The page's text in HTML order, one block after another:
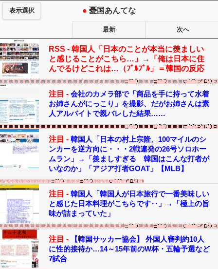
表示選択 ● 憂国あんてな
最新 次へ
RSS - 韓国人「日本のことが本当に羨ましい
と感じることがこちら…」→「俺は日本に住
んでるけどこれは…（ﾌﾞﾙﾌﾞﾙ」＝韓国の反応
注目 - 会社のカメラ部で「商品を手に持って水着
お姉さんがにっこり」を撮影、だがお姉さんは素
人アルバイトで親バレした結果……
注目 - 韓国人「日本の村上宗隆、100マイルのシ
ンカーを逆方向に・・・2戦連発の26号ソロホー
ムラン」→「羨ましすぎる 韓国はこんな打者が
いなのか」「アジア打者GOAT」【MLB】
注目 - 韓国人「韓国人が日本旅行で一番美味しい
と感じた日本料理がこちらです‥」→「極上の旨
味が詰まっていた」
注目 -
【韓国サッカー協会】 外国人審判約10人
に性的接待か…14～15年前のW杯・五輪予選など
7試合